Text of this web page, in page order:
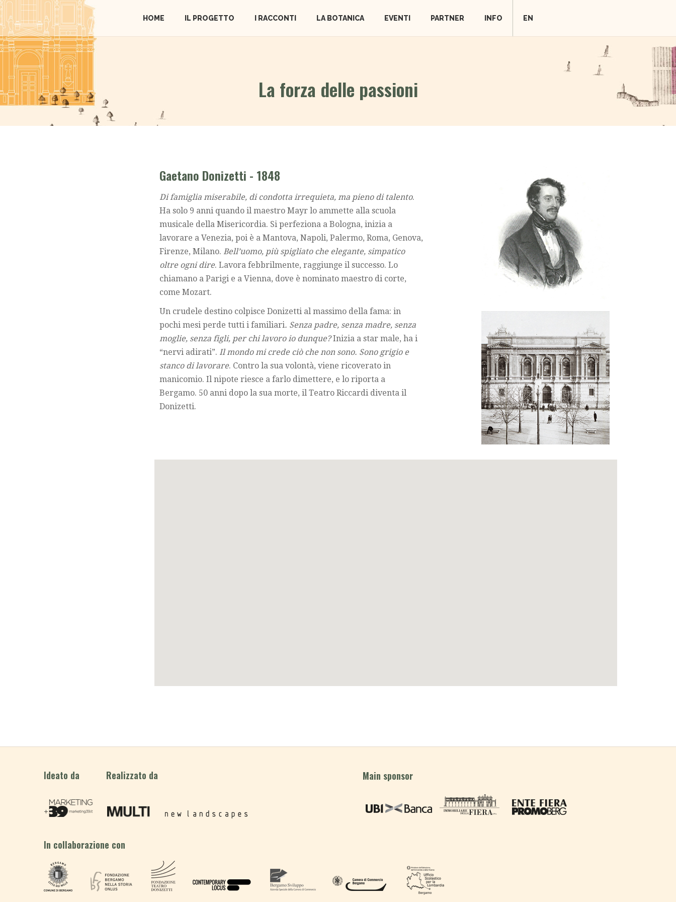
HOME IL PROGETTO I RACCONTI LA BOTANICA EVENTI PARTNER INFO EN
La forza delle passioni
Gaetano Donizetti - 1848
Di famiglia miserabile, di condotta irrequieta, ma pieno di talento.
Ha solo 9 anni quando il maestro Mayr lo ammette alla scuola
musicale della Misericordia. Si perfeziona a Bologna, inizia a
lavorare a Venezia, poi è a Mantova, Napoli, Palermo, Roma, Genova,
Firenze, Milano. Bell’uomo, più spigliato che elegante, simpatico
oltre ogni dire. Lavora febbrilmente, raggiunge il successo. Lo
chiamano a Parigi e a Vienna, dove è nominato maestro di corte,
come Mozart.
Un crudele destino colpisce Donizetti al massimo della fama: in
pochi mesi perde tutti i familiari. Senza padre, senza madre, senza
moglie, senza figli, per chi lavoro io dunque?Inizia a star male, ha i
“nervi adirati”. Il mondo mi crede ciò che non sono. Sono grigio e
stanco di lavorare. Contro la sua volontà, viene ricoverato in
manicomio. Il nipote riesce a farlo dimettere, e lo riporta a
Bergamo. 50 anni dopo la sua morte, il Teatro Riccardi diventa il
Donizetti.
Ideato da Realizzato da Main sponsor
In collaborazione con